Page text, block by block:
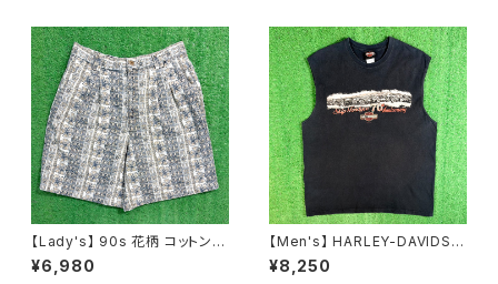
【Lady's】 90s 花柄 コットン
ショート パンツ / アメリカ製 US
A製 90年代 古着 ハーフパンツ
¥6,980
【Men's】 HARLEY-DAVIDSO
N ノースリーブ Tシャツ / 古着
メンズ ハーレーダビッドソン ハ
¥8,250